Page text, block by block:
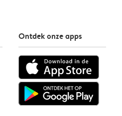
Ontdek onze apps